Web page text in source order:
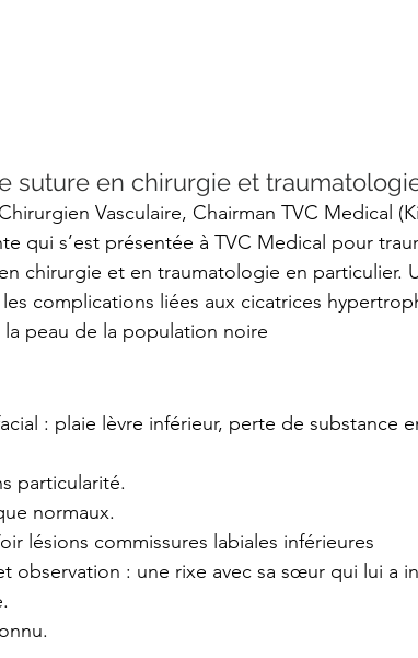
suture en chirurgie et
Vasculaire, Chairman TVC Medical
qui s’est présentée à TVC Medical pour
chirurgie et en traumatologie en particulier.
complications liées aux cicatrices
peau de la population noire
: plaie lèvre inférieur, perte de substance
particularité.
normaux.
lésions commissures labiales inférieures
observation : une rixe avec sa sœur qui lui a